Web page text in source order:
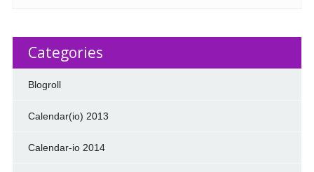
Categories
Blogroll
Calendar(io) 2013
Calendar-io 2014